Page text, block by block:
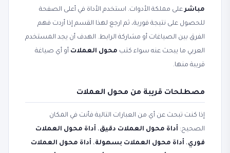
مباشرعلى مملكة الأدوات. استخدم الأداة في أعلى الصفحة
للحصول على نتيجة فورية، ثم ارجع لهذا القسم إذا أردت فهم
الفرق بين الصياغات أو مشاركة الرابط. الهدف أن يجد المستخدم
العربي ما يبحث عنه سواء كتب محول العملات أو أي صياغة
قريبة منها.
مصطلحات قريبة من محول العملات
إذا كنت تبحث عن أي من العبارات التالية فأنت في المكان
الصحيح: أداة محول العملات دقيق، أداة محول العملات
فوري، أداة محول العملات بسهولة، أداة محول العملات